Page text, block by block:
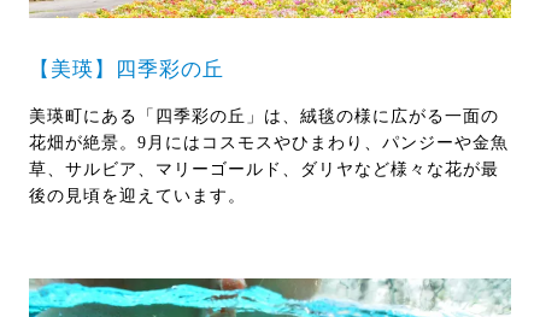
【美瑛】四季彩の丘
美瑛町にある「四季彩の丘」は、絨毯の様に広がる一面の
花畑が絶景。9月にはコスモスやひまわり、パンジーや金魚
草、サルビア、マリーゴールド、ダリヤなど様々な花が最
後の見頃を迎えています。